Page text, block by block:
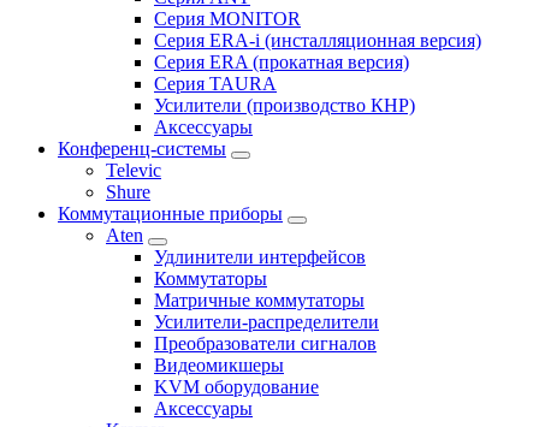
Серия MONITOR
Серия ERA-i (инсталляционная версия)
Серия ERA (прокатная версия)
Серия TAURA
Усилители (производство КНР)
Аксессуары
Конференц-системы
Televic
Shure
Коммутационные приборы
Aten
Удлинители интерфейсов
Коммутаторы
Матричные коммутаторы
Усилители-распределители
Преобразователи сигналов
Видеомикшеры
KVM оборудование
Аксессуары